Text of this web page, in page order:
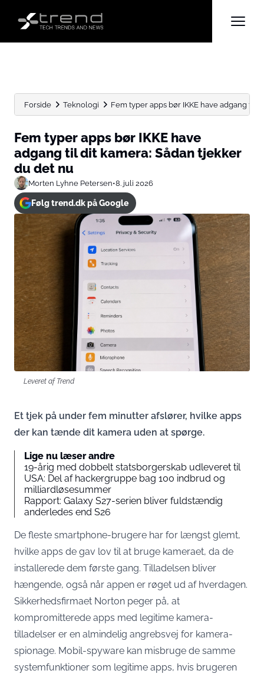
Forside Teknologi Fem typer apps bør IKKE have adgang til
Fem typer apps bør IKKE have
adgang til dit kamera: Sådan tjekker
du det nu
Morten Lyhne Petersen•8. juli 2026
Følg trend.dk på Google
Leveret af Trend
Et tjek på under fem minutter afslører, hvilke apps
der kan tænde dit kamera uden at spørge.
Lige nu læser andre
19-årig med dobbelt statsborgerskab udleveret til
USA: Del af hackergruppe bag 100 indbrud og
milliardløsesummer
Rapport: Galaxy S27-serien bliver fuldstændig
anderledes end S26
De fleste smartphone-brugere har for længst glemt,
hvilke apps de gav lov til at bruge kameraet, da de
installerede dem første gang. Tilladelsen bliver
hængende, også når appen er røget ud af hverdagen.
Sikkerhedsfirmaet Norton peger på, at
kompromitterede apps med legitime kamera-
tilladelser er en almindelig angrebsvej for kamera-
spionage. Mobil-spyware kan misbruge de samme
systemfunktioner som legitime apps, hvis brugeren